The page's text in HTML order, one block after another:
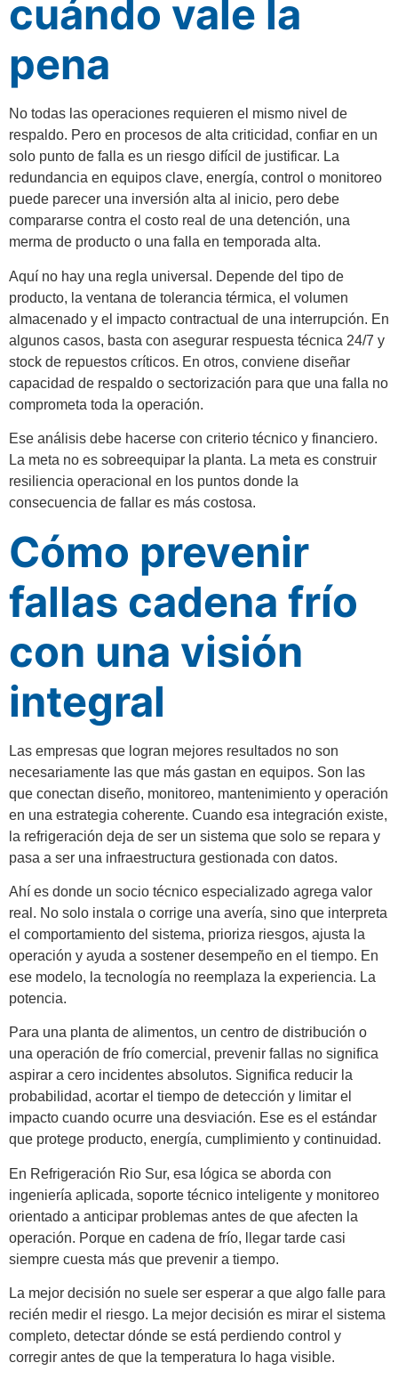
cuándo vale la
pena
No todas las operaciones requieren el mismo nivel de
respaldo. Pero en procesos de alta criticidad, confiar en un
solo punto de falla es un riesgo difícil de justificar. La
redundancia en equipos clave, energía, control o monitoreo
puede parecer una inversión alta al inicio, pero debe
compararse contra el costo real de una detención, una
merma de producto o una falla en temporada alta.
Aquí no hay una regla universal. Depende del tipo de
producto, la ventana de tolerancia térmica, el volumen
almacenado y el impacto contractual de una interrupción. En
algunos casos, basta con asegurar respuesta técnica 24/7 y
stock de repuestos críticos. En otros, conviene diseñar
capacidad de respaldo o sectorización para que una falla no
comprometa toda la operación.
Ese análisis debe hacerse con criterio técnico y financiero.
La meta no es sobreequipar la planta. La meta es construir
resiliencia operacional en los puntos donde la
consecuencia de fallar es más costosa.
Cómo prevenir
fallas cadena frío
con una visión
integral
Las empresas que logran mejores resultados no son
necesariamente las que más gastan en equipos. Son las
que conectan diseño, monitoreo, mantenimiento y operación
en una estrategia coherente. Cuando esa integración existe,
la refrigeración deja de ser un sistema que solo se repara y
pasa a ser una infraestructura gestionada con datos.
Ahí es donde un socio técnico especializado agrega valor
real. No solo instala o corrige una avería, sino que interpreta
el comportamiento del sistema, prioriza riesgos, ajusta la
operación y ayuda a sostener desempeño en el tiempo. En
ese modelo, la tecnología no reemplaza la experiencia. La
potencia.
Para una planta de alimentos, un centro de distribución o
una operación de frío comercial, prevenir fallas no significa
aspirar a cero incidentes absolutos. Significa reducir la
probabilidad, acortar el tiempo de detección y limitar el
impacto cuando ocurre una desviación. Ese es el estándar
que protege producto, energía, cumplimiento y continuidad.
En Refrigeración Rio Sur, esa lógica se aborda con
ingeniería aplicada, soporte técnico inteligente y monitoreo
orientado a anticipar problemas antes de que afecten la
operación. Porque en cadena de frío, llegar tarde casi
siempre cuesta más que prevenir a tiempo.
La mejor decisión no suele ser esperar a que algo falle para
recién medir el riesgo. La mejor decisión es mirar el sistema
completo, detectar dónde se está perdiendo control y
corregir antes de que la temperatura lo haga visible.